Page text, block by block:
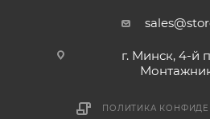
г. Минск, 4-й
ПОЛИТИКА